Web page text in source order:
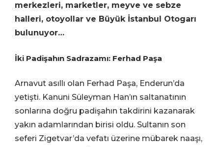
merkezleri, marketler, meyve ve sebze
halleri, otoyollar ve Büyük İstanbul Otogarı
bulunuyor…
İki Padişahın Sadrazamı: Ferhad Paşa
Arnavut asıllı olan Ferhad Paşa, Enderun’da
yetişti. Kanuni Süleyman Han’ın saltanatının
sonlarına doğru padişahın takdirini kazanarak
yakın adamlarından birisi oldu. Sultanın son
seferi Zigetvar’da vefatı üzerine mübarek naaşı,